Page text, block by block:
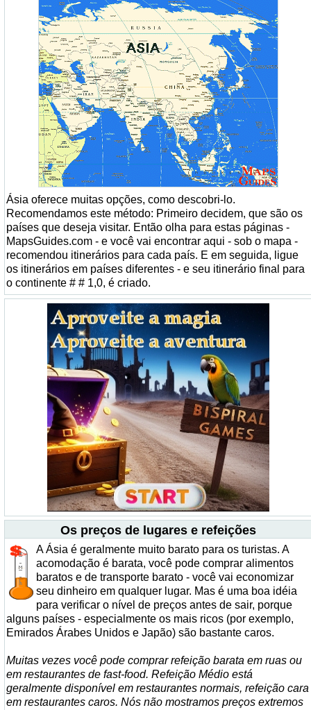
Ásia oferece muitas opções, como descobri-lo.
Recomendamos este método: Primeiro decidem, que são os
países que deseja visitar. Então olha para estas páginas -
MapsGuides.com - e você vai encontrar aqui - sob o mapa -
recomendou itinerários para cada país. E em seguida, ligue
os itinerários em países diferentes - e seu itinerário final para
o continente # # 1,0, é criado.
Os preços de lugares e refeições
A Ásia é geralmente muito barato para os turistas. A
acomodação é barata, você pode comprar alimentos
baratos e de transporte barato - você vai economizar
seu dinheiro em qualquer lugar. Mas é uma boa idéia
para verificar o nível de preços antes de sair, porque
alguns países - especialmente os mais ricos (por exemplo,
Emirados Árabes Unidos e Japão) são bastante caros.
Muitas vezes você pode comprar refeição barata em ruas ou
em restaurantes de fast-food. Refeição Médio está
geralmente disponível em restaurantes normais, refeição cara
em restaurantes caros. Nós não mostramos preços extremos